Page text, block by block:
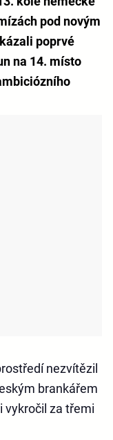
pod novým
poprvé
na 14. místo
nezvítězil
brankářem
vykročil za třemi